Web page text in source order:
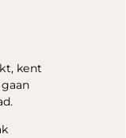
kent